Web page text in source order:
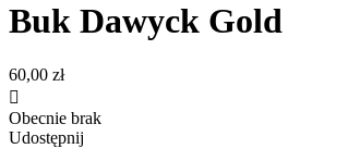
Buk Dawyck Gold
60,00 zł

Obecnie brak
Udostępnij